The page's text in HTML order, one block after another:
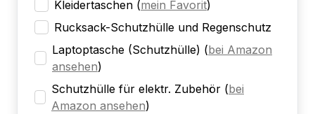
Kleidertaschen (mein Favorit)
Rucksack-Schutzhülle und Regenschutz
Laptoptasche (Schutzhülle) (bei Amazon
ansehen)
Schutzhülle für elektr. Zubehör (bei
Amazon ansehen)